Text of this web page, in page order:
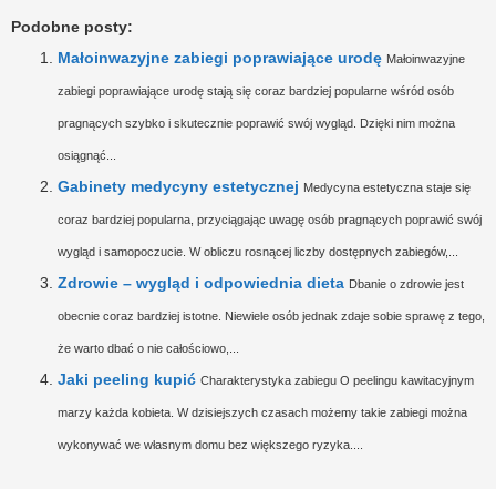
Podobne posty:
Małoinwazyjne zabiegi poprawiające urodę Małoinwazyjne
zabiegi poprawiające urodę stają się coraz bardziej popularne wśród osób
pragnących szybko i skutecznie poprawić swój wygląd. Dzięki nim można
osiągnąć...
Gabinety medycyny estetycznej Medycyna estetyczna staje się
coraz bardziej popularna, przyciągając uwagę osób pragnących poprawić swój
wygląd i samopoczucie. W obliczu rosnącej liczby dostępnych zabiegów,...
Zdrowie – wygląd i odpowiednia dieta Dbanie o zdrowie jest
obecnie coraz bardziej istotne. Niewiele osób jednak zdaje sobie sprawę z tego,
że warto dbać o nie całościowo,...
Jaki peeling kupić Charakterystyka zabiegu O peelingu kawitacyjnym
marzy każda kobieta. W dzisiejszych czasach możemy takie zabiegi można
wykonywać we własnym domu bez większego ryzyka....